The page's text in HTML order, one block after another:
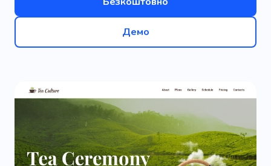
Демо